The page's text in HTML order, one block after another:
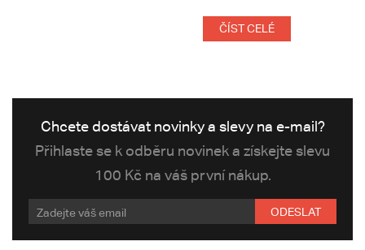
ČÍST CELÉ
Chcete dostávat novinky a slevy na e-mail?
Přihlaste se k odběru novinek a získejte slevu
100 Kč na váš první nákup.
ODESLAT